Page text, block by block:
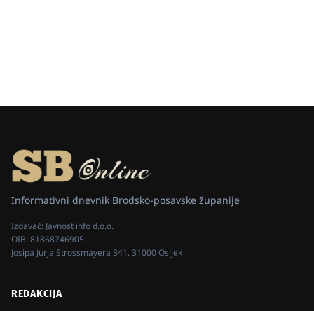
Informativni dnevnik Brodsko-posavske županije
Izdavač: Javnost info d.o.o.
OIB:81868746905
Josipa Jurja Strossmayera 341, 31000 Osijek
REDAKCIJA